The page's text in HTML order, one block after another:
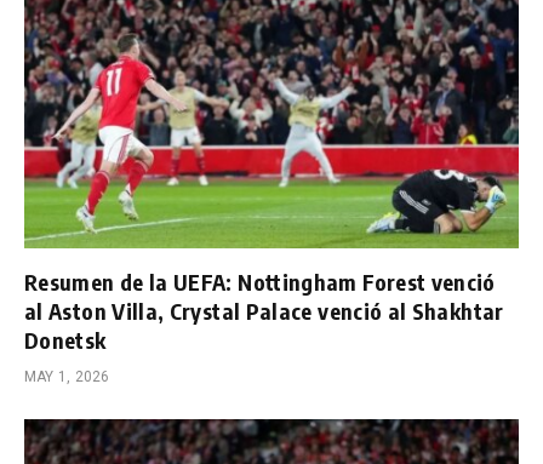
Resumen de la UEFA: Nottingham Forest venció
al Aston Villa, Crystal Palace venció al Shakhtar
Donetsk
MAY 1, 2026